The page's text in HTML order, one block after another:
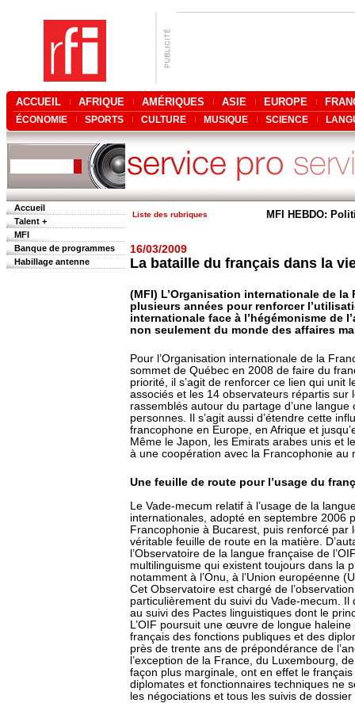
ACCUEIL AFRIQUE AMÉRIQUES ASIE EUROPE
ÉCONOMIE SPORTS CULTURE MUSIQUE SCIENCE
Accueil
Talent +
MFI
Banque de programmes
Habillage antenne
Liste des rubriques MFI HEBDO:
16/03/2009
La bataille du français dans la
(MFI) L’Organisation internationale de
plusieurs années pour renforcer
internationale face à l’hégémonisme de
non seulement du monde des affaires
Pour l’Organisation internationale de la
sommet de Québec en 2008 de faire du
priorité, il s’agit de renforcer ce lien qui unit
associés et les 14 observateurs répartis sur
rassemblés autour du partage d’une
personnes. Il s’agit aussi d’étendre cette
francophone en Europe, en Afrique et
Même le Japon, les Emirats arabes unis et
à une coopération avec la Francophonie au
Une feuille de route pour l’usage du
Le Vade-mecum relatif à l’usage de la
internationales, adopté en septembre 2006
Francophonie à Bucarest, puis renforcé
véritable feuille de route en la matière.
l’Observatoire de la langue française de
multilinguisme qui existent toujours dans la
notamment à l’Onu, à l’Union européenne
Cet Observatoire est chargé de
particulièrement du suivi du Vade-mecum. Il
au suivi des Pactes linguistiques dont le
L’OIF poursuit une œuvre de longue
français des fonctions publiques et des
près de trente ans de prépondérance de
l’exception de la France, du Luxembourg,
façon plus marginale, ont en effet le
diplomates et fonctionnaires techniques ne
les négociations et tous les suivis de dossier